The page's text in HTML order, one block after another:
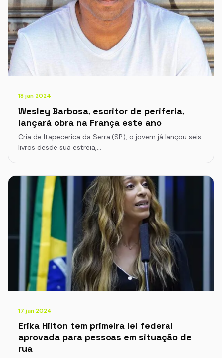
18 jan 2024
Wesley Barbosa, escritor de periferia,
lançará obra na França este ano
Cria de Itapecerica da Serra (SP), o jovem já lançou seis
livros desde sua estreia,…
17 jan 2024
Erika Hilton tem primeira lei federal
aprovada para pessoas em situação de
rua